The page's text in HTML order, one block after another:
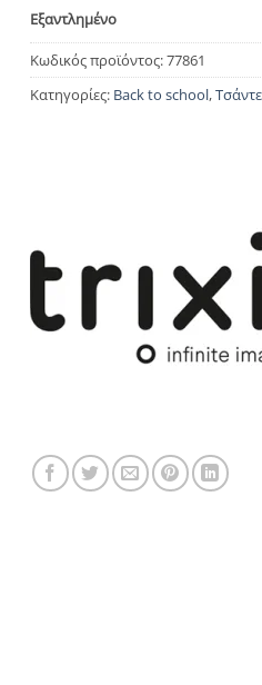
Εξαντλημένο
Κωδικός προϊόντος:77861
Κατηγορίες: Back to school,